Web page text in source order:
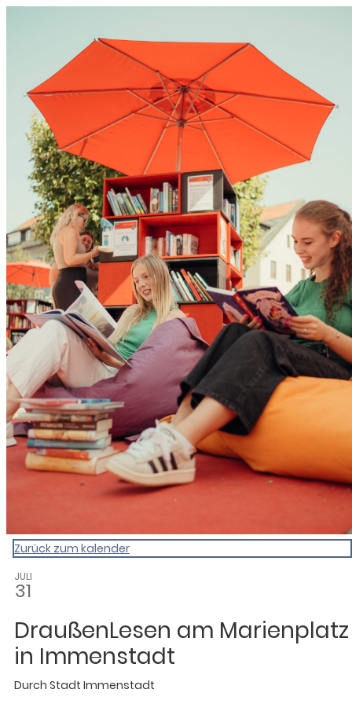
0831 - das Kemptener
Zurück zum kalender
JULI
31
DraußenLesen am Marienplatz
in Immenstadt
Durch Stadt Immenstadt